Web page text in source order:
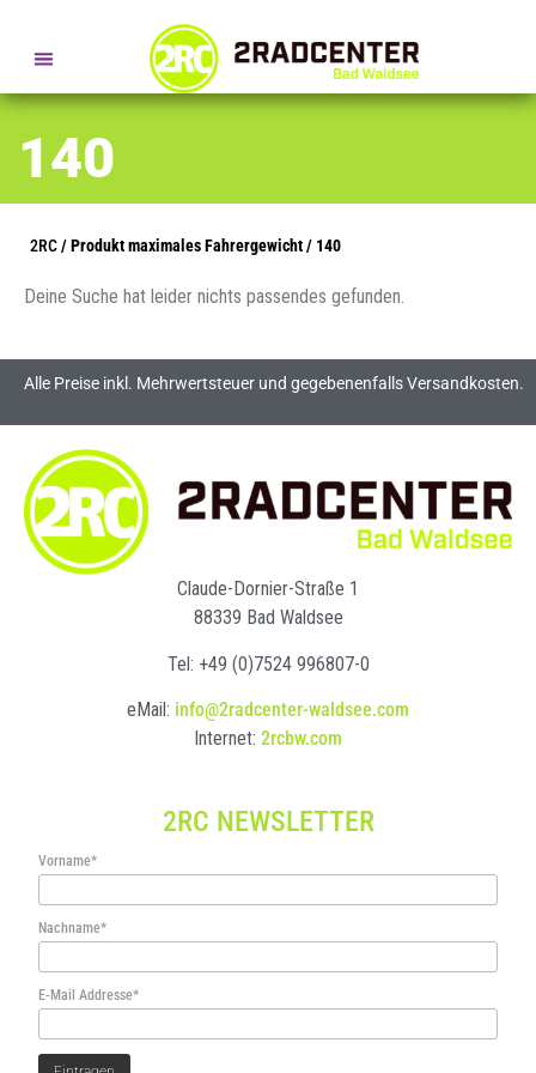
140
2RC/ Produkt maximales Fahrergewicht / 140
Deine Suche hat leider nichts passendes gefunden.
Alle Preise inkl. Mehrwertsteuer und gegebenenfalls Versandkosten.
Claude-Dornier-Straße 1
88339 Bad Waldsee
Tel: +49 (0)7524 996807-0
eMail: info@2radcenter-waldsee.com
Internet: 2rcbw.com
2RC NEWSLETTER
Vorname*
Nachname*
E-Mail Addresse*